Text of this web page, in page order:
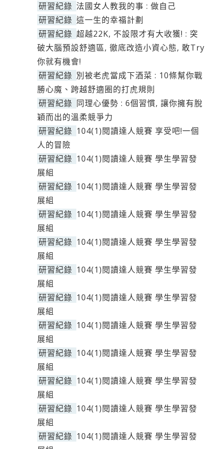
研習紀錄 法國女人教我的事 : 做自己
研習紀錄 這一生的幸福計劃
研習紀錄 超越22K, 不設限才有大收獲! : 突
破大腦預設舒適區, 徹底改造小資心態, 敢Try
你就有機會!
研習紀錄 別被老虎當成下酒菜 : 10條幫你戰
勝心魔、跨越舒適圈的打虎規則
研習紀錄 同理心優勢 : 6個習慣, 讓你擁有脫
穎而出的溫柔競爭力
研習紀錄 104(1)閱讀達人競賽 享受吧!一個
人的冒險
研習紀錄 104(1)閱讀達人競賽 學生學習發
展組
研習紀錄 104(1)閱讀達人競賽 學生學習發
展組
研習紀錄 104(1)閱讀達人競賽 學生學習發
展組
研習紀錄 104(1)閱讀達人競賽 學生學習發
展組
研習紀錄 104(1)閱讀達人競賽 學生學習發
展組
研習紀錄 104(1)閱讀達人競賽 學生學習發
展組
研習紀錄 104(1)閱讀達人競賽 學生學習發
展組
研習紀錄 104(1)閱讀達人競賽 學生學習發
展組
研習紀錄 104(1)閱讀達人競賽 學生學習發
展組
研習紀錄 104(1)閱讀達人競賽 學生學習發
展組
研習紀錄 104(1)閱讀達人競賽 學生學習發